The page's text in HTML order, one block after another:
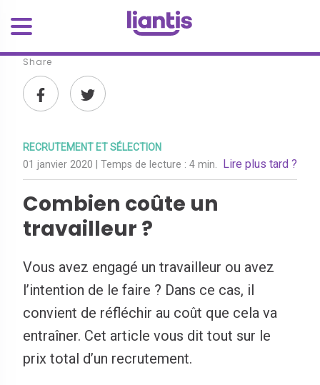
Share
RECRUTEMENT ET SÉLECTION
01 janvier 2020 | Temps de lecture : 4 min. Lire plus tard ?
Combien coûte un
travailleur ?
Vous avez engagé un travailleur ou avez
l’intention de le faire ? Dans ce cas, il
convient de réfléchir au coût que cela va
entraîner. Cet article vous dit tout sur le
prix total d’un recrutement.